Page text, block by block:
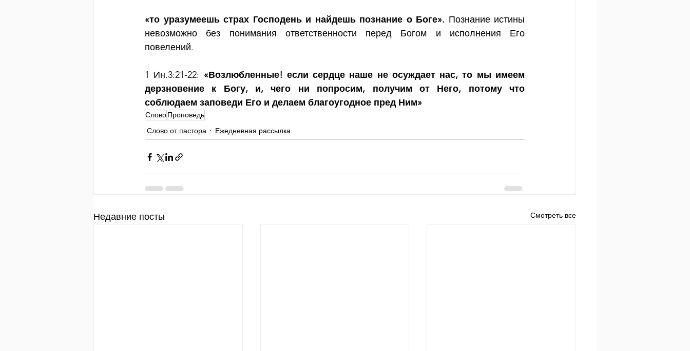
«то уразумеешь страх Господень и найдешь познание о Боге». Познание истины
невозможно без понимания ответственности перед Богом и исполнения Его
повелений.
1 Ин.3:21-22: «Возлюбленные! если сердце наше не осуждает нас, то мы имеем
дерзновение к Богу, и, чего ни попросим, получим от Него, потому что
соблюдаем заповеди Его и делаем благоугодное пред Ним»
СловоПроповедь
Слово от пастора
Ежедневная рассылка
Недавние посты Смотреть все